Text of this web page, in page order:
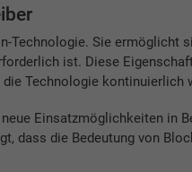
Technologie. Sie ermöglicht
ist. Diese
Technologie kontinuierlich
Einsatzmöglichkeiten in
dass die Bedeutung von